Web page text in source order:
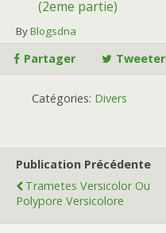
(2eme partie)
ByBlogsdna
Partager Tweeter
Catégories: Divers
Publication Précédente
Trametes Versicolor Ou
Polypore Versicolore